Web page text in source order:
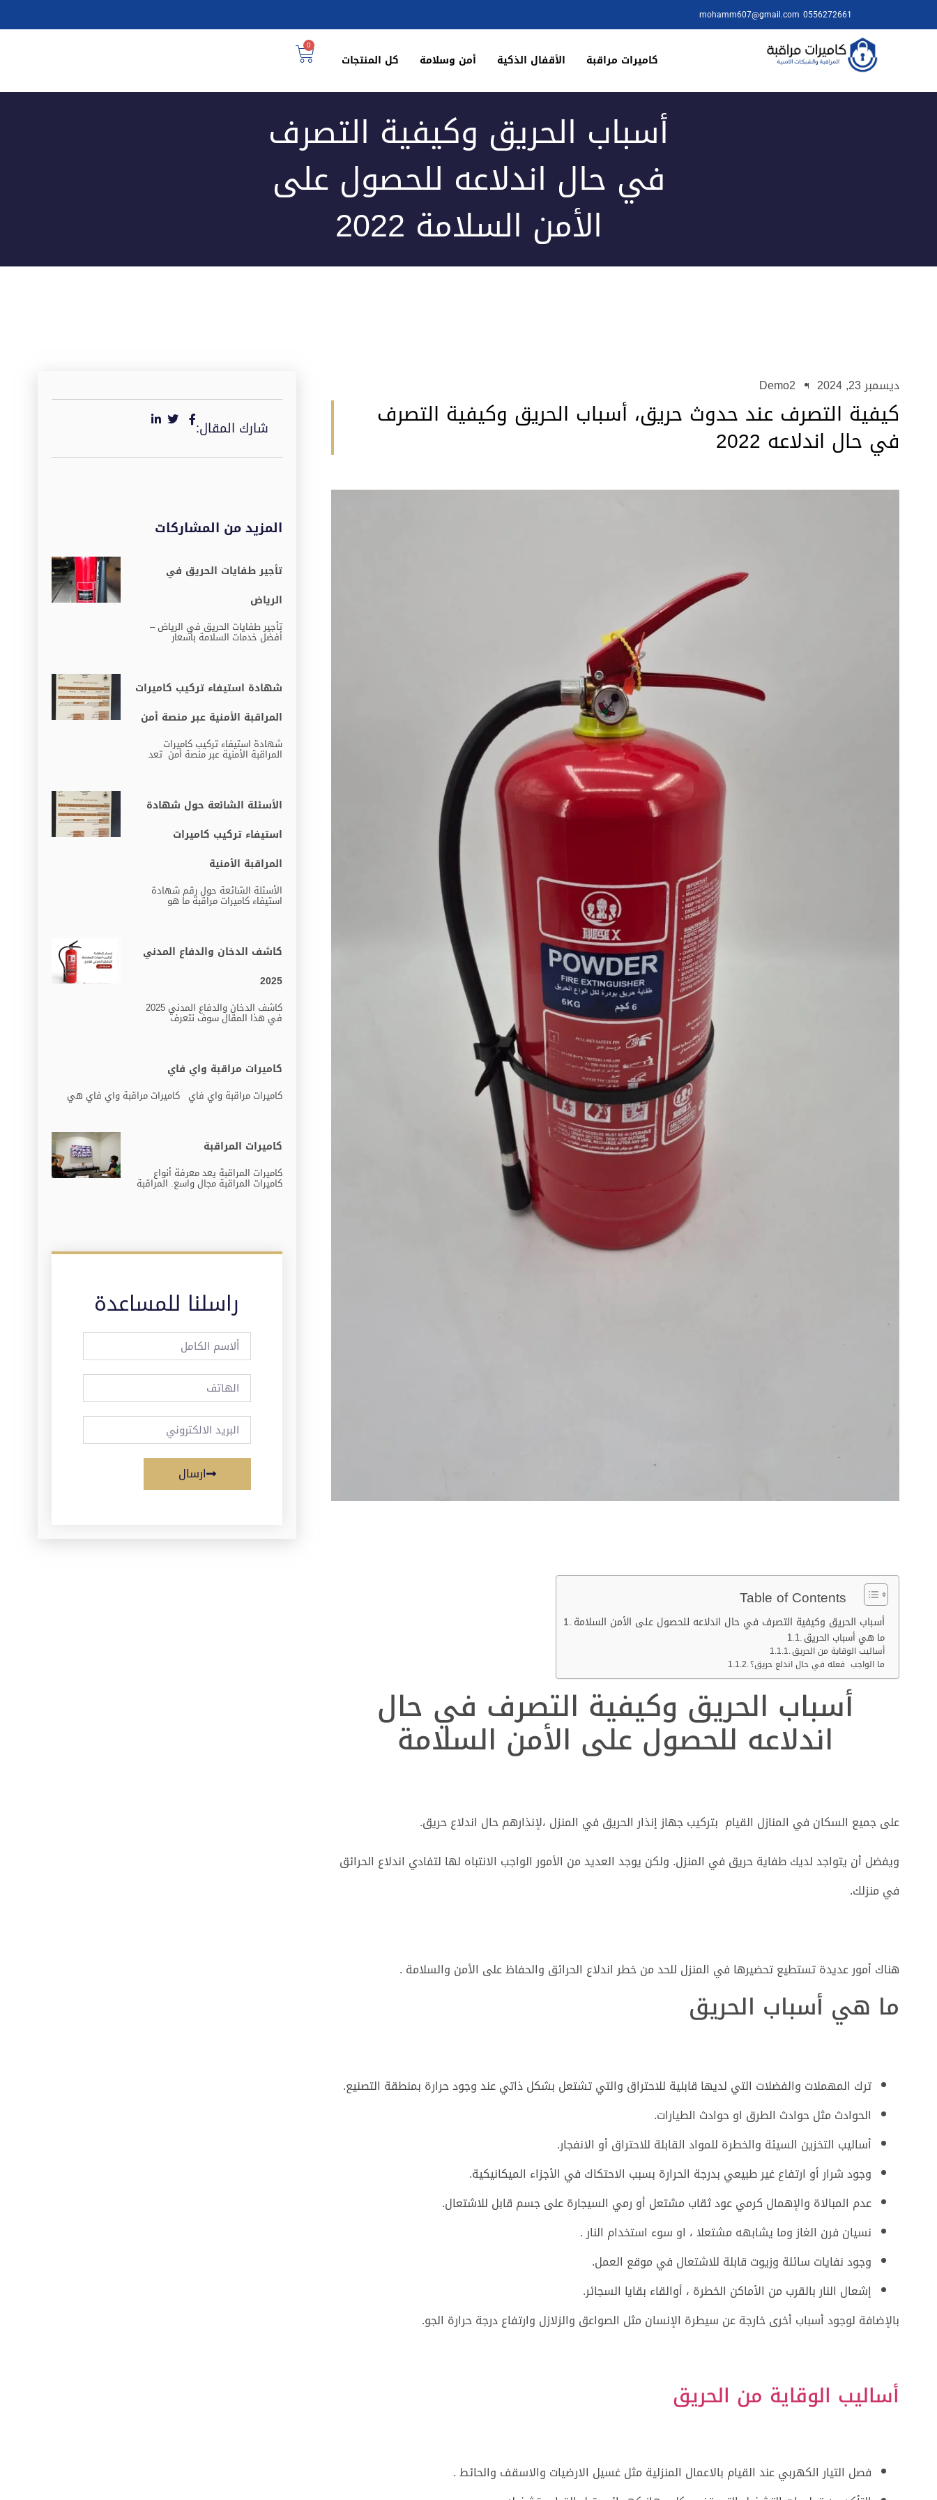
0556272661
mohamm607@gmail.com
كاميرات مراقبة الأقفال الذكية أمن وسلامة كل المنتجات
0
أسباب الحريق وكيفية التصرف
في حال اندلاعه للحصول على
الأمن السلامة 2022
ديسمبر 23, 2024 Demo2
كيفية التصرف عند حدوث حريق، أسباب الحريق وكيفية التصرف
في حال اندلاعه 2022
Table of Contents
أسباب الحريق وكيفية التصرف في حال اندلاعه للحصول على الأمن السلامة
ما هي أسباب الحريق
أساليب الوقاية من الحريق
ما الواجب فعله في حال اندلع حريق؟
أسباب الحريق وكيفية التصرف في حال
اندلاعه للحصول على الأمن السلامة
على جميع السكان في المنازل القيام بتركيب جهاز إنذار الحريق في المنزل ،لإنذارهم حال اندلاع حريق.
ويفضل أن يتواجد لديك طفاية حريق في المنزل. ولكن يوجد العديد من الأمور الواجب الانتباه لها لتفادي اندلاع الحرائق
في منزلك.
هناك أمور عديدة تستطيع تحضيرها في المنزل للحد من خطر اندلاع الحرائق والحفاظ على الأمن والسلامة .
ما هي أسباب الحريق
ترك المهملات والفضلات التي لديها قابلية للاحتراق والتي تشتعل بشكل ذاتي عند وجود حرارة بمنطقة التصنيع.
الحوادث مثل حوادث الطرق او حوادث الطيارات.
أساليب التخزين السيئة والخطرة للمواد القابلة للاحتراق أو الانفجار.
وجود شرار أو ارتفاع غير طبيعي بدرجة الحرارة بسبب الاحتكاك في الأجزاء الميكانيكية.
عدم المبالاة والإهمال كرمي عود ثقاب مشتعل أو رمي السيجارة على جسم قابل للاشتعال.
نسيان فرن الغاز وما يشابهه مشتعلا ، او سوء استخدام النار .
وجود نفايات سائلة وزيوت قابلة للاشتعال في موقع العمل.
إشعال النار بالقرب من الأماكن الخطرة ، أوالقاء بقايا السجائر.
بالإضافة لوجود أسباب أخرى خارجة عن سيطرة الإنسان مثل الصواعق والزلازل وارتفاع درجة حرارة الجو.
أساليب الوقاية من الحريق
فصل التيار الكهربي عند القيام بالاعمال المنزلية مثل غسيل الارضيات والاسقف والحائط .
شارك المقال:
المزيد من المشاركات
تأجير طفايات الحريق في
الرياض
تأجير طفايات الحريق في الرياض –
أفضل خدمات السلامة بأسعار
شهادة استيفاء تركيب كاميرات
المراقبة الأمنية عبر منصة أمن
شهادة استيفاء تركيب كاميرات
المراقبة الأمنية عبر منصة أمن تعد
الأسئلة الشائعة حول شهادة
استيفاء تركيب كاميرات
المراقبة الأمنية
الأسئلة الشائعة حول رقم شهادة
استيفاء كاميرات مراقبة ما هو
كاشف الدخان والدفاع المدني
2025
كاشف الدخان والدفاع المدني 2025
في هذا المقال سوف نتعرف
كاميرات مراقبة واي فاي
كاميرات مراقبة واي فاي كاميرات مراقبة واي فاي هي
كاميرات المراقبة
كاميرات المراقبة يعد معرفة أنواع
كاميرات المراقبة مجال واسع. المراقبة
راسلنا للمساعدة
ارسال